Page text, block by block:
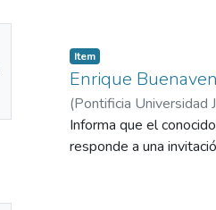
Item
Enrique
(Pontificia Universidad
Informa que el
responde a una